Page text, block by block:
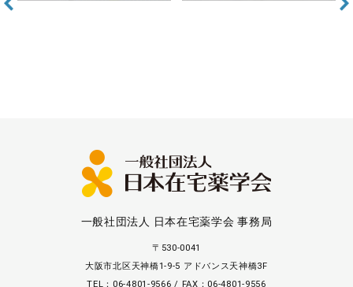
一般社団法人 日本在宅薬学会 事務局
〒530-0041
大阪市北区天神橋1-9-5 アドバンス天神橋3F
TEL：06-4801-9566 / FAX：06-4801-9556